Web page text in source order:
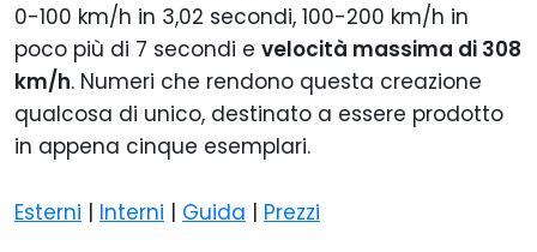
0-100 km/h in 3,02 secondi, 100-200 km/h in
poco più di 7 secondi e velocità massima di 308
km/h. Numeri che rendono questa creazione
qualcosa di unico, destinato a essere prodotto
in appena cinque esemplari.
Esterni | Interni | Guida | Prezzi